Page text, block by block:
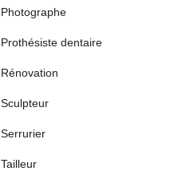
Photographe
Prothésiste dentaire
Rénovation
Sculpteur
Serrurier
Tailleur